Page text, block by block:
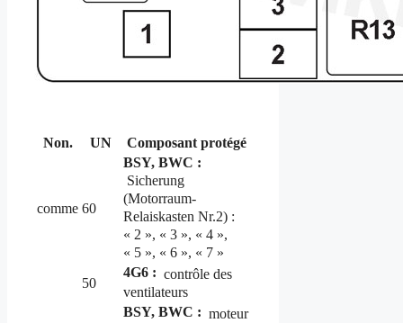
Non. UN Composant protégé
comme 60
BSY, BWC :
Sicherung
(Motorraum-
Relaiskasten Nr.2) :
« 2 », « 3 », « 4 »,
« 5 », « 6 », « 7 »
50
4G6 : contrôle des
ventilateurs
BSY, BWC : moteur